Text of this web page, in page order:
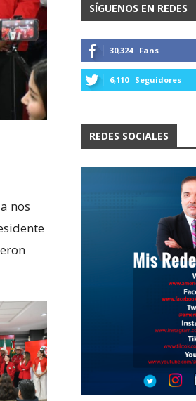
nos
SÍGUENOS EN REDES
30,324 Fans
6,110 Seguidores
REDES SOCIALES